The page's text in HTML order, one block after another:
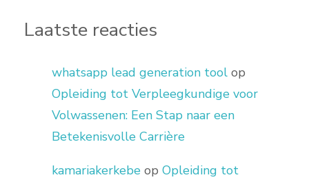
Laatste reacties
whatsapp lead generation tool op
Opleiding tot Verpleegkundige voor
Volwassenen: Een Stap naar een
Betekenisvolle Carrière
kamariakerkebe op Opleiding tot